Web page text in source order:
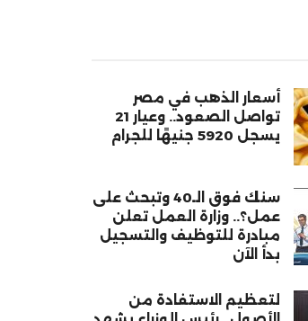
أسعار الذهب في مصر
تواصل الصعود.. وعيار 21
يسجل 5920 جنيهًا للجرام
سنك فوق الـ40 وتبحث على
عمل؟.. وزارة العمل تعلن
مبادرة للتوظيف والتسجيل
بدأ الآن
لتعظيم الاستفادة من